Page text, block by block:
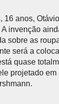
anos,
invenção
sobre as
será a
quase
projetado